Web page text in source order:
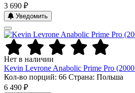
3 690 ₽
Уведомить
Нет в наличии
Kevin Levrone Anabolic Prime Pro
Кол-во порций: 66 Страна: Польша
6 490 ₽